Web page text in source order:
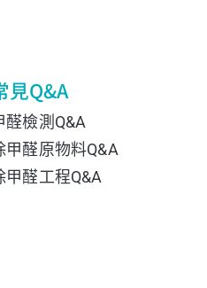
見Q&A
醛檢測Q&A
甲醛原物料Q&A
甲醛工程Q&A